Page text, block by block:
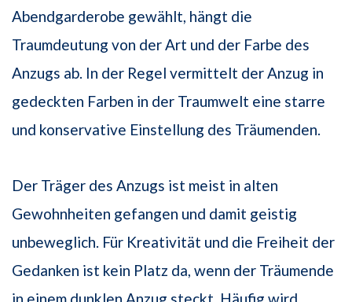
Abendgarderobe gewählt, hängt die
Traumdeutung von der Art und der Farbe des
Anzugs ab. In der Regel vermittelt der Anzug in
gedeckten Farben in der Traumwelt eine starre
und konservative Einstellung des Träumenden.
Der Träger des Anzugs ist meist in alten
Gewohnheiten gefangen und damit geistig
unbeweglich. Für Kreativität und die Freiheit der
Gedanken ist kein Platz da, wenn der Träumende
in einem dunklen Anzug steckt. Häufig wird